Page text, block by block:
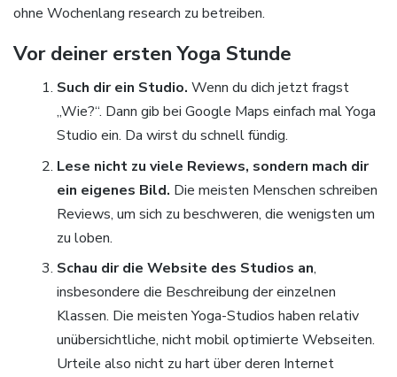
ohne Wochenlang research zu betreiben.
Vor deiner ersten Yoga Stunde
Such dir ein Studio. Wenn du dich jetzt fragst
„Wie?“. Dann gib bei Google Maps einfach mal Yoga
Studio ein. Da wirst du schnell fündig.
Lese nicht zu viele Reviews, sondern mach dir
ein eigenes Bild. Die meisten Menschen schreiben
Reviews, um sich zu beschweren, die wenigsten um
zu loben.
Schau dir die Website des Studios an,
insbesondere die Beschreibung der einzelnen
Klassen. Die meisten Yoga-Studios haben relativ
unübersichtliche, nicht mobil optimierte Webseiten.
Urteile also nicht zu hart über deren Internet